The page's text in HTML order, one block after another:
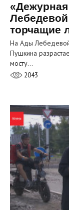
торчащие
На Ады
Пушкина
мосту…
2043